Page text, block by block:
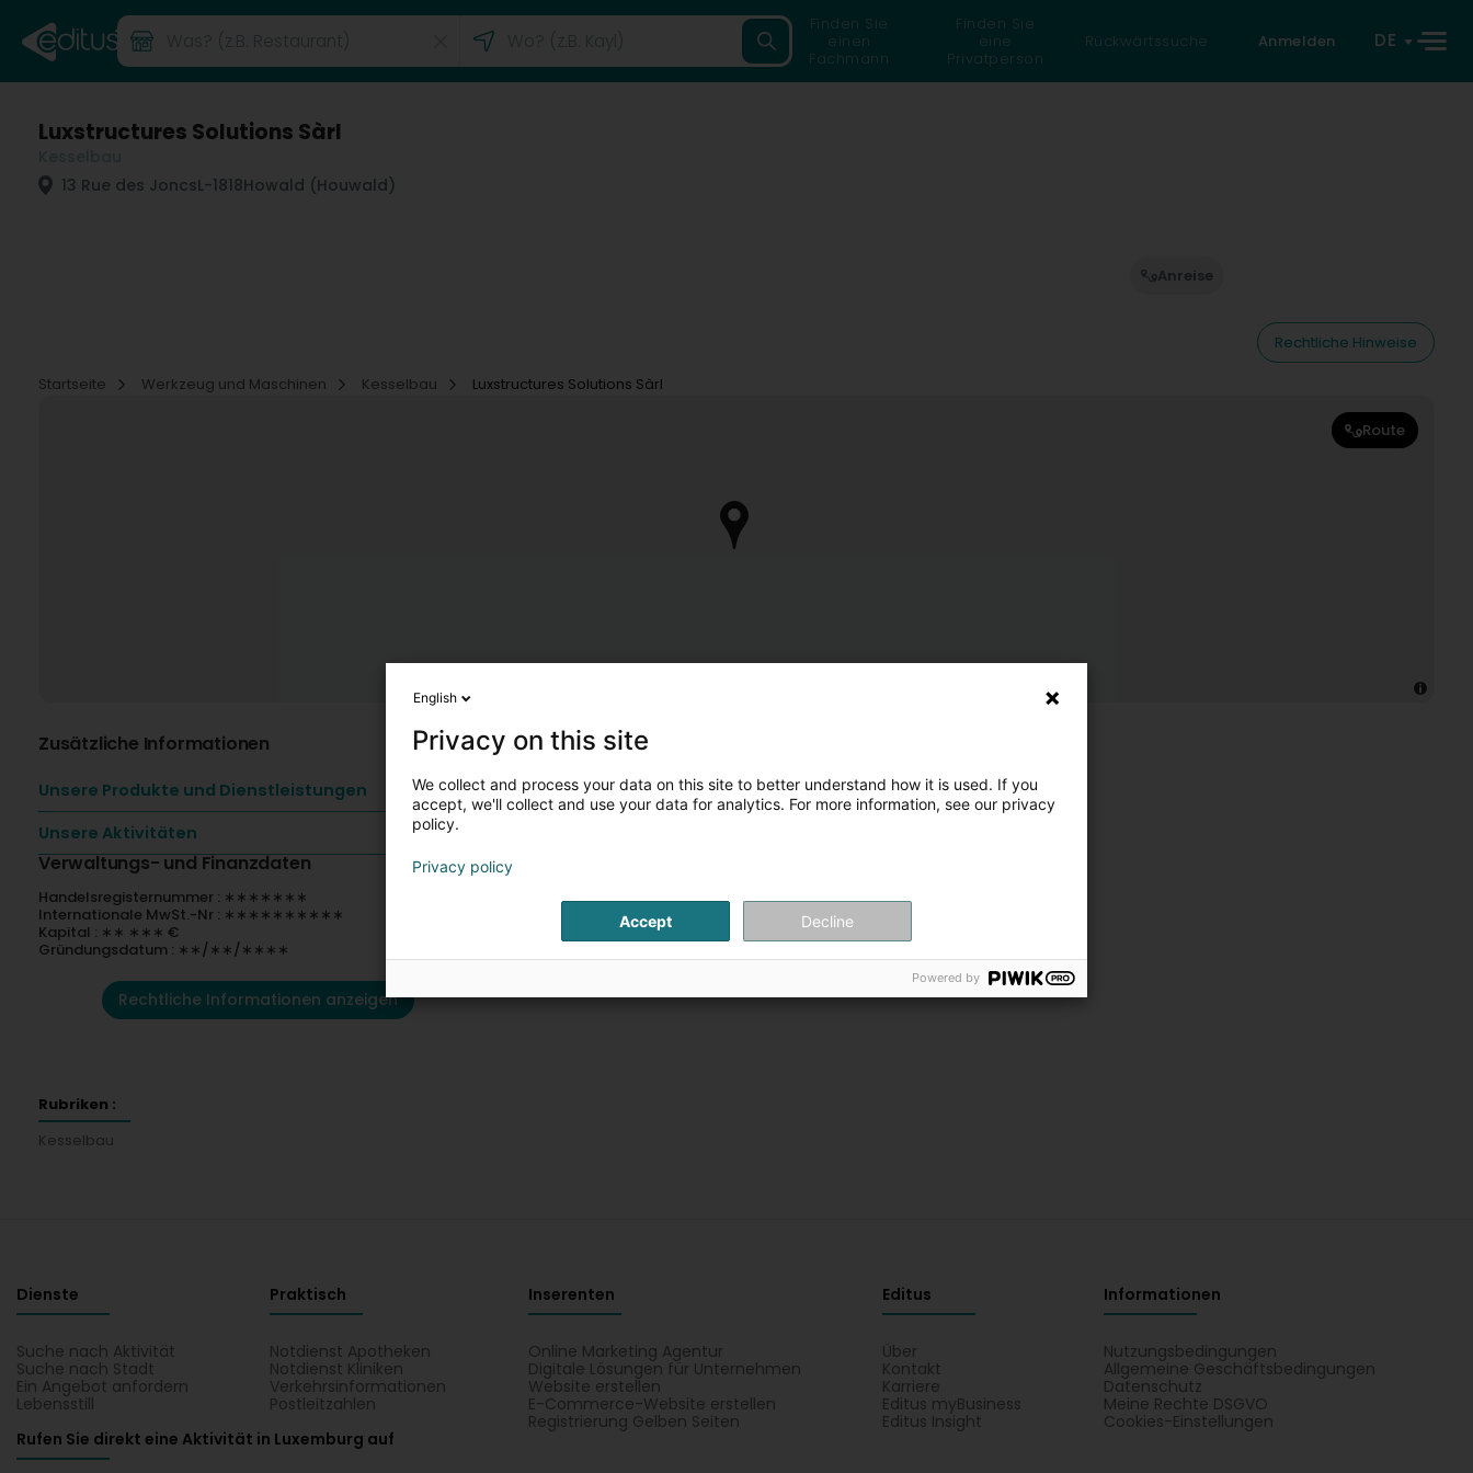
Finden Sie
einen
Fachmann
Finden Sie
eine
Privatperson
Rückwärtssuche Anmelden DE
Luxstructures Solutions Sàrl
13 Rue des JoncsL-1818Howald (Houwald)
Anreise
Rechtliche Hinweise
Startseite
Werkzeug und Maschinen Kesselbau Luxstructures Solutions Sàrl
Route
Zusätzliche Informationen
Unsere Produkte und Dienstleistungen
Unsere Aktivitäten
Verwaltungs- und Finanzdaten
Handelsregisternummer : ∗∗∗∗∗∗∗
Internationale MwSt.-Nr : ∗∗∗∗∗∗∗∗∗∗
Kapital : ∗∗ ∗∗∗ €
Gründungsdatum : ∗∗/∗∗/∗∗∗∗
Rechtliche Informationen anzeigen
Rubriken :
Kesselbau
Dienste
Suche nach Aktivität
Suche nach Stadt
Ein Angebot anfordern
Lebensstill
Praktisch
Notdienst Apotheken
Notdienst Kliniken
Verkehrsinformationen
Postleitzahlen
Inserenten
Online Marketing Agentur
Digitale Lösungen für Unternehmen
Website erstellen
E-Commerce-Website erstellen
Registrierung Gelben Seiten
Editus
Über
Kontakt
Karriere
Editus myBusiness
Editus Insight
Informationen
Nutzungsbedingungen
Allgemeine Geschäftsbedingungen
Datenschutz
Meine Rechte DSGVO
Cookies-Einstellungen
Rufen Sie direkt eine Aktivität in Luxemburg auf
English
Privacy on this site
We collect and process your data on this site to better understand how it is used. If you
accept, we'll collect and use your data for analytics. For more information, see our privacy
policy.
Privacy policy
Accept Decline
Powered by